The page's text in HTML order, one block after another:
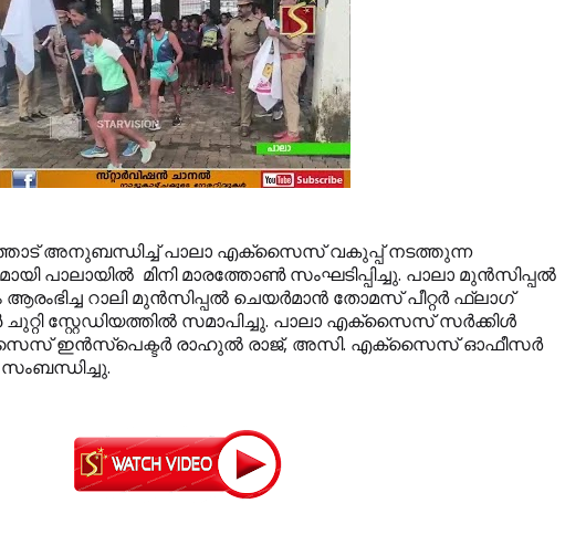
അനുബന്ധിച്ച് പാലാ എക്‌സൈസ് വകുപ്പ് നടത്തുന്ന
പാലായില്‍ മിനി മാരത്തോണ്‍ സംഘടിപ്പിച്ചു. പാലാ മുന്‍സിപ്പല്‍
ആരംഭിച്ച റാലി മുന്‍സിപ്പല്‍ ചെയര്‍മാന്‍ തോമസ് പീറ്റര്‍ ഫ്‌ലാഗ്
സ്റ്റേഡിയത്തില്‍ സമാപിച്ചു. പാലാ എക്‌സൈസ് സര്‍ക്കിള്‍
ഇന്‍സ്‌പെക്ടര്‍ രാഹുല്‍ രാജ്, അസി. എക്‌സൈസ് ഓഫീസര്‍